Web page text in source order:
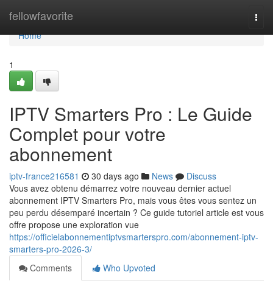
fellowfavorite
Home
Home
1
IPTV Smarters Pro : Le Guide
Complet pour votre
abonnement
iptv-france216581 30 days ago News
Discuss
Vous avez obtenu démarrez votre nouveau dernier actuel
abonnement IPTV Smarters Pro, mais vous êtes vous sentez un
peu perdu désemparé incertain ? Ce guide tutoriel article est vous
offre propose une exploration vue
https://officielabonnementiptvsmarterspro.com/abonnement-iptv-
smarters-pro-2026-3/
Comments
Who Upvoted